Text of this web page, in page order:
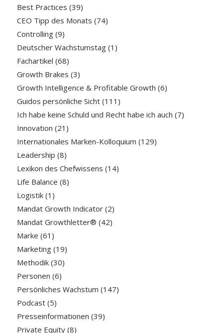
Best Practices (39)
CEO Tipp des Monats (74)
Controlling(9)
Deutscher Wachstumstag(1)
Fachartikel (68)
Growth Brakes (3)
Growth Intelligence & Profitable Growth (6)
Guidos persönliche Sicht(111)
Ich habe keine Schuld und Recht habe ich auch (7)
Innovation (21)
Internationales Marken-Kolloquium (129)
Leadership (8)
Lexikon des Chefwissens (14)
Life Balance (8)
Logistik(1)
Mandat Growth Indicator(2)
Mandat Growthletter® (42)
Marke (61)
Marketing(19)
Methodik(30)
Personen (6)
Persönliches Wachstum (147)
Podcast(5)
Presseinformationen (39)
Private Equity(8)